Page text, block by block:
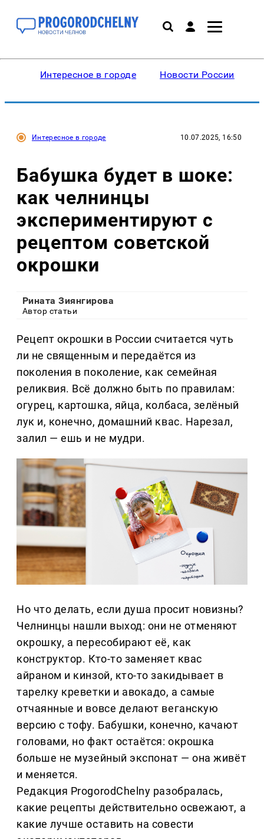
Интересное в городе Новости России
Интересное в городе 10.07.2025, 16:50
Бабушка будет в шоке:
как челнинцы
экспериментируют с
рецептом советской
окрошки
Рината Зиянгирова
Автор статьи
Рецепт окрошки в России считается чуть
ли не священным и передаётся из
поколения в поколение, как семейная
реликвия. Всё должно быть по правилам:
огурец, картошка, яйца, колбаса, зелёный
лук и, конечно, домашний квас. Нарезал,
залил — ешь и не мудри.
Но что делать, если душа просит новизны?
Челнинцы нашли выход: они не отменяют
окрошку, а пересобирают её, как
конструктор. Кто-то заменяет квас
айраном и кинзой, кто-то закидывает в
тарелку креветки и авокадо, а самые
отчаянные и вовсе делают веганскую
версию с тофу. Бабушки, конечно, качают
головами, но факт остаётся: окрошка
больше не музейный экспонат — она живёт
и меняется.
Редакция ProgorodChelny разобралась,
какие рецепты действительно освежают, а
какие лучше оставить на совести